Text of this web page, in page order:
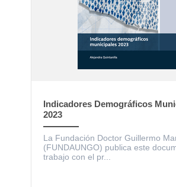
Indicadores Demográficos
2023
La Fundación Doctor Guillermo
(FUNDAUNGO) publica este
trabajo con el pr...